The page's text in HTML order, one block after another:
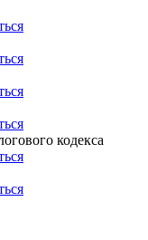
кодекса